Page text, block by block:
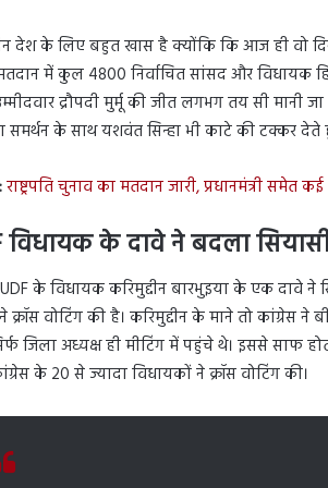
देश के लिए बहुत खास है क्योंकि कि आज ही वो
में कुल 4800 निर्वाचित सांसद और
द्रौपदी मुर्मू की जीत लगभग तय सी मानी
समर्थन के साथ यशवंत सिन्हा भी काटे की टक्कर
राष्ट्रपति चुनाव का मतदान जारी, प्रधानमंत्री
विधायक के दावे ने बदला
के विधायक करिमुद्दीन बारभुइया के एक दावे
क्रॉस वोटिंग की है। करिमुद्दीन के माने तो कांग्रेस
जिला अध्यक्ष ही मीटिंग में पहुंचे थे। इससे साफ
के 20 से ज्यादा विधायकों ने क्रॉस वोटिंग की।